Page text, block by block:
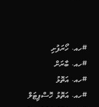
#ހއ. ހޯރަފުށި
#ހއ. ބާރަށް
#ހއ. އަތޮޅު
#ހއ. އަތޮޅު ހޮސްޕިޓަލް